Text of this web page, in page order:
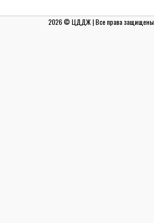
2026 © ЦДДЖ | Все права защищены